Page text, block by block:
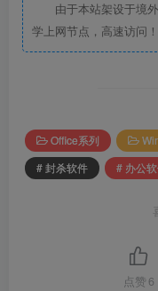
由于本站架设于境外
学上网节点，高速访问！
Office系列
# 封杀软件
# 办公
点赞 6